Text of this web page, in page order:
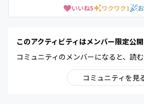
いいね5 ワクワク1
このアクティビティはメンバー限定公開
コミュニティのメンバーになると、読む
コミュニティを見